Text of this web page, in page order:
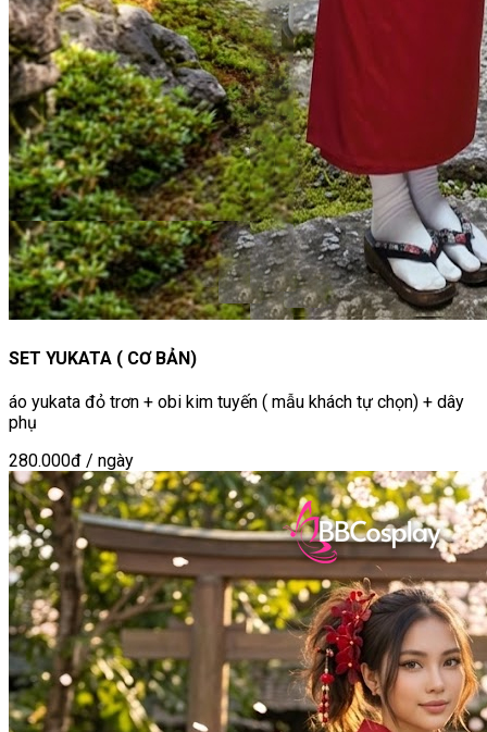
SET YUKATA ( CƠ BẢN)
áo yukata đỏ trơn + obi kim tuyến ( mẫu khách tự chọn) + dây
phụ
280.000đ / ngày